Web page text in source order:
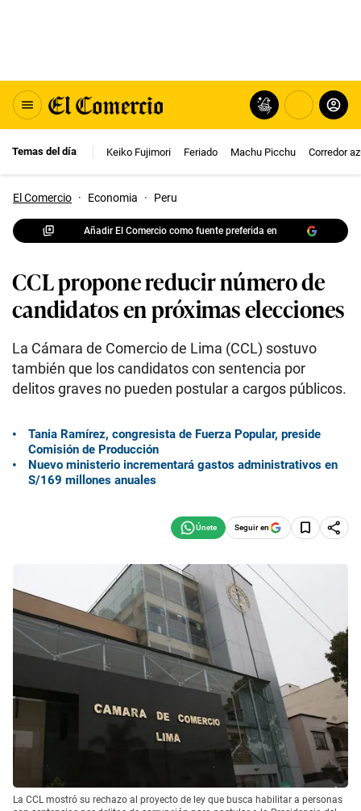
Temas del día Keiko Fujimori Feriado Machu Picchu Corredor
El Comercio · Economia · Peru
Añadir El Comercio como fuente preferida en
CCL propone reducir número de
candidatos en próximas elecciones
La Cámara de Comercio de Lima (CCL) sostuvo
también que los candidatos con sentencia por
delitos graves no pueden postular a cargos públicos.
Tania Ramírez, congresista de Fuerza Popular, preside
Comisión de Producción
Nuevo ministerio incrementará gastos administrativos en
S/169 millones anuales
Seguir en
La CCL mostró su rechazo al proyecto de ley que busca habilitar a personas